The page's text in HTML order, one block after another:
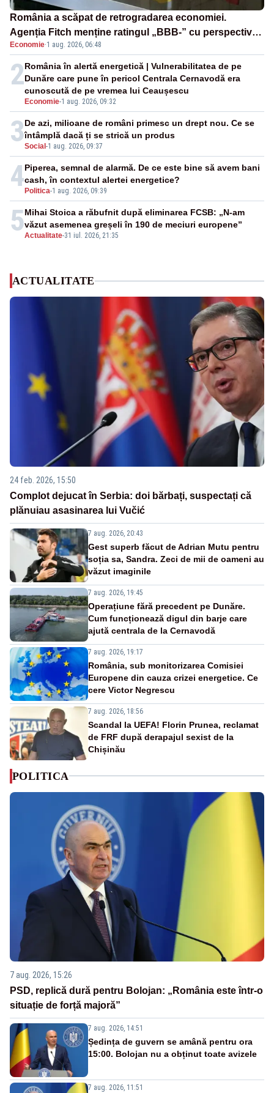
România a scăpat de retrogradarea economiei.
Agenția Fitch menține ratingul „BBB-” cu perspectivă
negativă
Economie·1 aug. 2026, 06:48
2
Economie-1 aug. 2026, 09:32
România în alertă energetică | Vulnerabilitatea de pe
Dunăre care pune în pericol Centrala Cernavodă era
cunoscută de pe vremea lui Ceaușescu
3Social -1 aug. 2026, 09:37
De azi, milioane de români primesc un drept nou. Ce se
întâmplă dacă ți se strică un produs
4 Politica-1 aug. 2026, 09:39
Piperea, semnal de alarmă. De ce este bine să avem bani
cash, în contextul alertei energetice?
5Actualitate-31 iul. 2026, 21:35
Mihai Stoica a răbufnit după eliminarea FCSB: „N-am
văzut asemenea greșeli în 190 de meciuri europene”
ACTUALITATE
24 feb. 2026, 15:50
Complot dejucat în Serbia: doi bărbați, suspectați că
plănuiau asasinarea lui Vučić
7 aug. 2026, 20:43
Gest superb făcut de Adrian Mutu pentru
soția sa, Sandra. Zeci de mii de oameni au
văzut imaginile
7 aug. 2026, 19:45
Operațiune fără precedent pe Dunăre.
Cum funcționează digul din barje care
ajută centrala de la Cernavodă
7 aug. 2026, 19:17
România, sub monitorizarea Comisiei
Europene din cauza crizei energetice. Ce
cere Victor Negrescu
7 aug. 2026, 18:56
Scandal la UEFA! Florin Prunea, reclamat
de FRF după derapajul sexist de la
Chișinău
POLITICA
7 aug. 2026, 15:26
PSD, replică dură pentru Bolojan: „România este într-o
situație de forță majoră”
7 aug. 2026, 14:51
Ședința de guvern se amână pentru ora
15:00. Bolojan nu a obținut toate avizele
7 aug. 2026, 11:51